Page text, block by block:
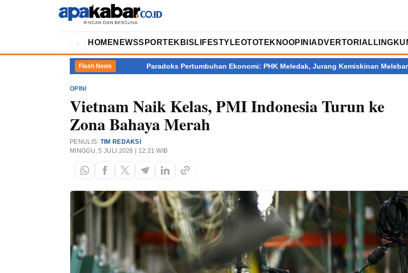
‹ HOME NEWSSPORT EKBIS LIFESTYLEOTOTEKNOOPINI ADVERTORIAL
Flash News
Paradoks Pertumbuhan Ekonomi: PHK Meledak, Jurang Kemiskinan Melebar Skandal Pajak
OPINI
Vietnam Naik Kelas, PMI Indonesia Turun ke
Zona Bahaya Merah
PENULIS: TIM REDAKSI
MINGGU, 5 JULI 2026 | 12:21 WIB